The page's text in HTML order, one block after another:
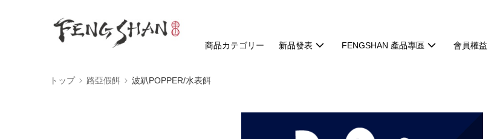
商品カテゴリー 新品發表 FENGSHAN 產品專區 會員權益
トップ 路亞假餌 波趴POPPER/水表餌